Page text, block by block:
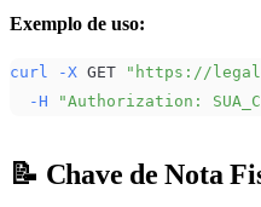
Exemplo de uso:
curl -X GET
"https://
-H
"Authorization:
📝 Chave de Nota